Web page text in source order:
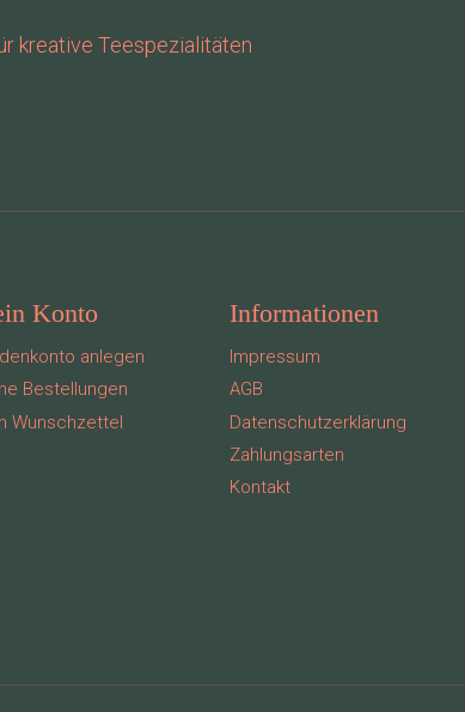
kreative Teespezialitäten
Konto
anlegen
Bestellungen
Wunschzettel
Informationen
Impressum
AGB
Datenschutzerklärung
Zahlungsarten
Kontakt